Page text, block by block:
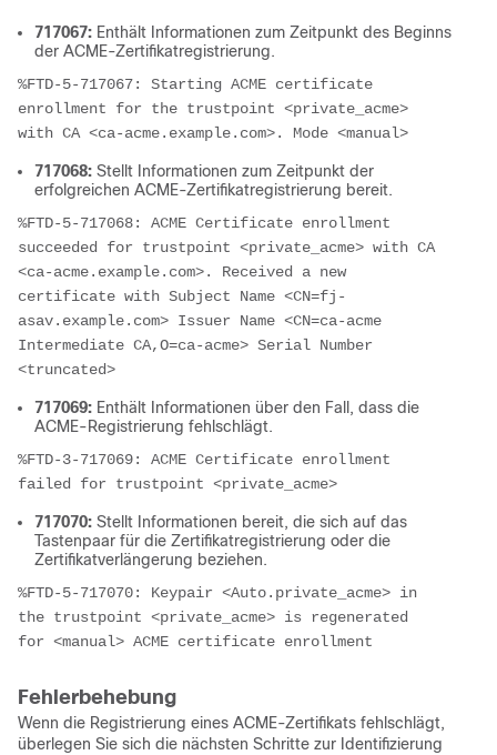
717067: Enthält Informationen zum Zeitpunkt des Beginns
der ACME-Zertifikatregistrierung.
%FTD-5-717067: Starting ACME certificate
enrollment for the trustpoint <private_acme>
with CA <ca-acme.example.com>. Mode <manual>
717068: Stellt Informationen zum Zeitpunkt der
erfolgreichen ACME-Zertifikatregistrierung bereit.
%FTD-5-717068: ACME Certificate enrollment
succeeded for trustpoint <private_acme> with CA
<ca-acme.example.com>. Received a new
certificate with Subject Name <CN=fj-
asav.example.com> Issuer Name <CN=ca-acme
Intermediate CA,O=ca-acme> Serial Number
<truncated>
717069: Enthält Informationen über den Fall, dass die
ACME-Registrierung fehlschlägt.
%FTD-3-717069: ACME Certificate enrollment
failed for trustpoint <private_acme>
717070: Stellt Informationen bereit, die sich auf das
Tastenpaar für die Zertifikatregistrierung oder die
Zertifikatverlängerung beziehen.
%FTD-5-717070: Keypair <Auto.private_acme> in
the trustpoint <private_acme> is regenerated
for <manual> ACME certificate enrollment
Fehlerbehebung
Wenn die Registrierung eines ACME-Zertifikats fehlschlägt,
überlegen Sie sich die nächsten Schritte zur Identifizierung